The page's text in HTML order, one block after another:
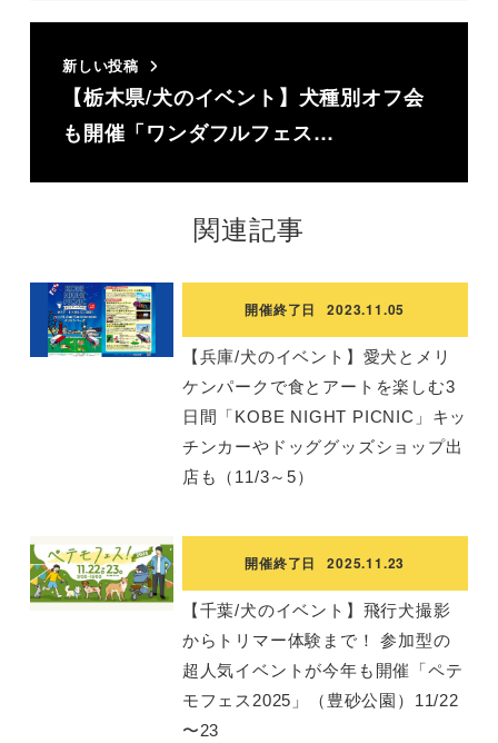
新しい投稿
【栃木県/犬のイベント】犬種別オフ会
も開催「ワンダフルフェス…
関連記事
開催終了日 2023.11.05
【兵庫/犬のイベント】愛犬とメリ
ケンパークで食とアートを楽しむ3
日間「KOBE NIGHT PICNIC」キッ
チンカーやドッググッズショップ出
店も（11/3～5）
開催終了日 2025.11.23
【千葉/犬のイベント】飛行犬撮影
からトリマー体験まで！ 参加型の
超人気イベントが今年も開催「ペテ
モフェス2025」（豊砂公園）11/22
〜23